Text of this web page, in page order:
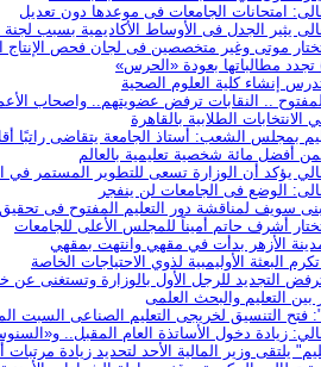
امتحانات الجامعات فى موعدها دون تعديل
يثير الجدل فى الأوساط الأكاديمية بسبب لجنة
تختار موتى وغير متخصصين فى لجان فحص الإنتاج
تجدد مطالباتها بعودة «الحرس»
تدرس إنشاء كلية العلوم الصحية
.. النقابات ترفض عضويتهم.. واصحاب
بمجلس الشعب: أستاذ الجامعة يتقاضى راتبًا
أفضل مائة شخصية تعليمية بالعالم
يؤكد أن الوزارة تسعى للتطوير المستمر في
الوضع فى الجامعات لن ينفجر
سويف لمناقشة دور التعليم المفتوح فى تحقيق
تختار أشرف حاتم أميناً للمجلس الأعلى للجامعات
الأزهر بدأت في مقهي وانتهت بمقهي
البعثة الأوليمبية لذوي الاحتياجات الخاصة
ترفض التجديد للرجل الأول بالوزارة وتستغنى عن
التعليم والبحث العلمى
فتح التنسيق لخريجى التعليم الصناعى السبت
زيادة دخول الأساتذة العام المقبل..
يلتقى وزير المالية الأحد لتحديد زيادة